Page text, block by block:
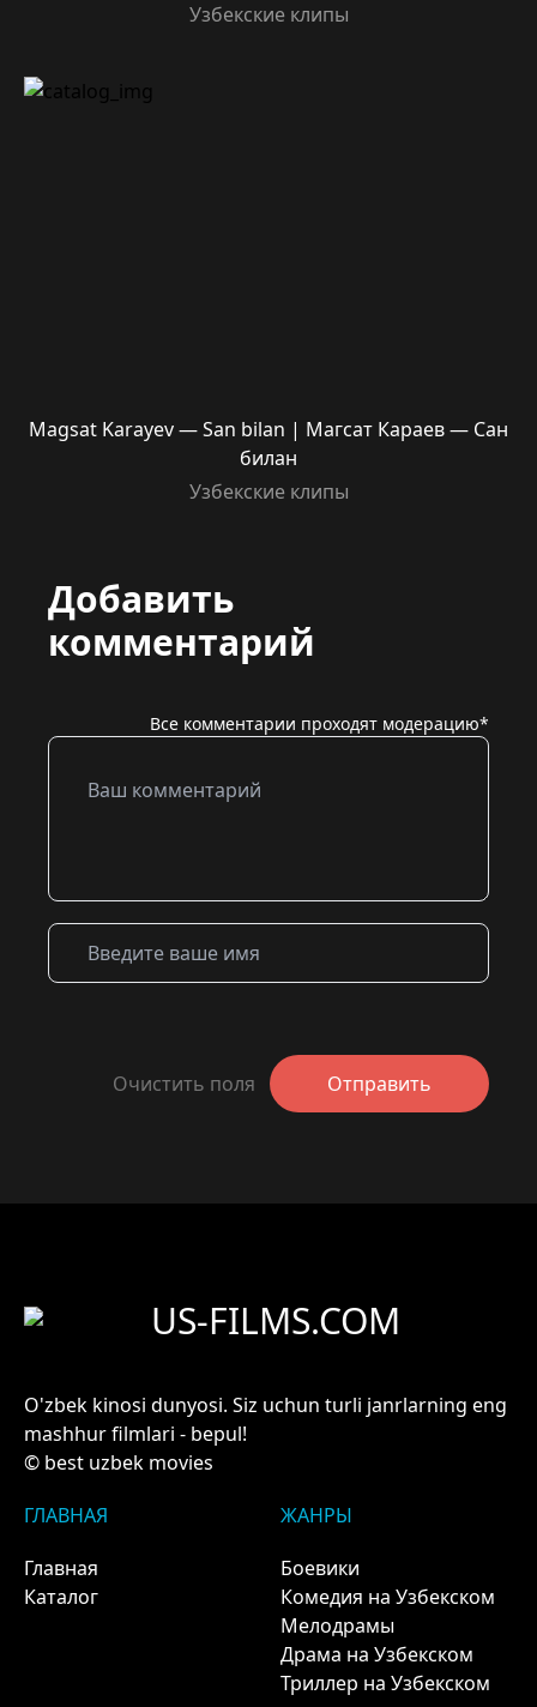
Узбекские клипы
Magsat Karayev — San bilan | Магсат Караев — Сан
билан
Узбекские клипы
Добавить
комментарий
Все комментарии проходят модерацию*
Очистить поля Отправить
US-FILMS.COM
O'zbek kinosi dunyosi. Siz uchun turli janrlarning eng
mashhur filmlari - bepul!
© best uzbek movies
ГЛАВНАЯ
Главная
Каталог
ЖАНРЫ
Боевики
Комедия на Узбекском
Мелодрамы
Драма на Узбекском
Триллер на Узбекском